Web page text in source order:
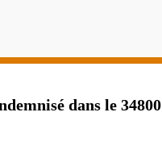
dans le 34800